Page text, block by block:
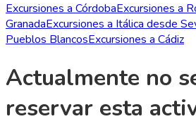
Excursiones a CórdobaExcursiones a
GranadaExcursiones a Itálica desde
Pueblos BlancosExcursiones a Cádiz
Actualmente no
reservar esta